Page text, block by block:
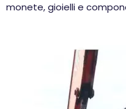
monete, gioielli e